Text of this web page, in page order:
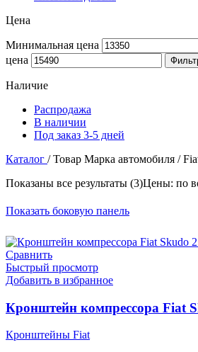
Цена
Минимальная цена
цена
Наличие
Распродажа
В наличии
Под заказ 3-5 дней
Каталог / Товар Марка автомобиля /
Показаны все результаты (3)Цены: по
Показать боковую панель
Сравнить
Быстрый просмотр
Добавить в избранное
Кронштейн компрессора Fiat
Кронштейны Fiat